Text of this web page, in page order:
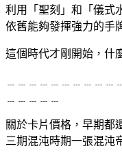
利用「聖刻」和「儀式
依舊能夠發揮強力的手
這個時代才剛開始，什
關於卡片價格，早期都
三期混沌時期一張混沌